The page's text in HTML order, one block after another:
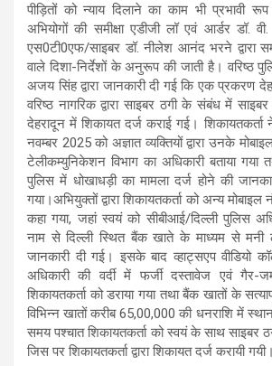
पीड़ितों को न्याय दिलाने का काम भी प्रभावी
अभियोगों की समीक्षा एडीजी लॉ एवं आर्डर डॉ.
एस0टी0एफ/साइबर डॉ. नीलेश आनंद भरने द्वारा
वाले दिशा-निर्देशों के अनुरूप की जाती है। वरिष्ठ
अजय सिंह द्वारा जानकारी दी गई कि एक प्रकरण
वरिष्ठ नागरिक द्वारा साइबर ठगी के संबंध में
देहरादून में शिकायत दर्ज कराई गई। शिकायतकर्ता
नवम्बर 2025 को अज्ञात व्यक्तियों द्वारा उनके
टेलीकम्युनिकेशन विभाग का अधिकारी बताया गया
पुलिस में धोखाधड़ी का मामला दर्ज होने की
गया।अभियुक्तों द्वारा शिकायतकर्ता को अन्य
कहा गया, जहां स्वयं को सीबीआई/दिल्ली पुलिस
नाम से दिल्ली स्थित बैंक खाते के माध्यम से मनी
जानकारी दी गई। इसके बाद व्हाट्सएप वीडियो
अधिकारी की वर्दी में फर्जी दस्तावेज एवं गैर-
शिकायतकर्ता को डराया गया तथा बैंक खातों के
विभिन्न खातों करीब 65,00,000 की धनराशि में
समय पश्चात शिकायतकर्ता को स्वयं के साथ साइबर
जिस पर शिकायतकर्ता द्वारा शिकायत दर्ज करायी गयी।